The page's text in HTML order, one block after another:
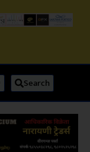
Search